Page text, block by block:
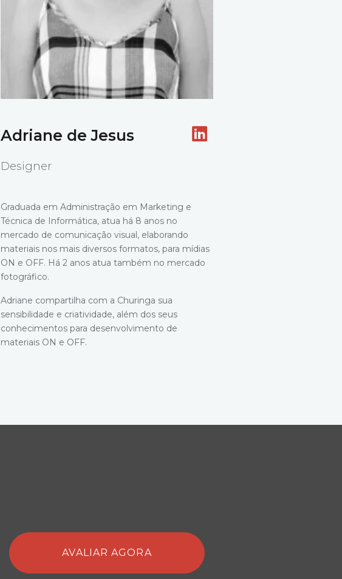
Adriane de Jesus
Designer
Graduada em Administração em Marketing e
Técnica de Informática, atua há 8 anos no
mercado de comunicação visual, elaborando
materiais nos mais diversos formatos, para mídias
ON e OFF. Há 2 anos atua também no mercado
fotográfico.
Adriane compartilha com a Churinga sua
sensibilidade e criatividade, além dos seus
conhecimentos para desenvolvimento de
materiais ON e OFF.
AVALIAR AGORA